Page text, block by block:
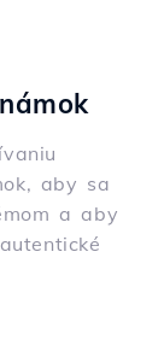
aby sa
a aby